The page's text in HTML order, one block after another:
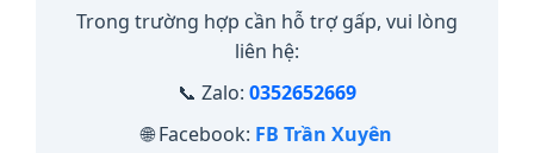
Trong trường hợp cần hỗ trợ gấp, vui lòng
liên hệ:
📞 Zalo: 0352652669
🌐 Facebook: FB Trần Xuyên